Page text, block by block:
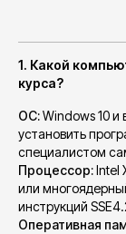
1. Какой
курса?
ОС:Windows 10 и
установить
специалистом
Процессор:Intel
или
инструкций
Оперативная